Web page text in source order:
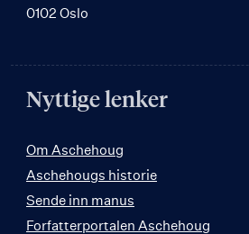
0102 Oslo
Nyttige lenker
Om Aschehoug
Aschehougs historie
Sende inn manus
Forfatterportalen Aschehoug